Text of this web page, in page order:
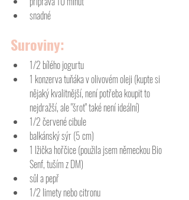
snadné
Suroviny:
1/2 bílého jogurtu
1 konzerva tuňáka v olivovém oleji (kupte si
nějaký kvalitnější, není potřeba koupit to
nejdražší, ale "šrot" také není ideální)
1/2 červené cibule
balkánský sýr (5 cm)
1 lžička hořčice (použila jsem německou Bio
Senf, tuším z DM)
sůl a pepř
1/2 limety nebo citronu